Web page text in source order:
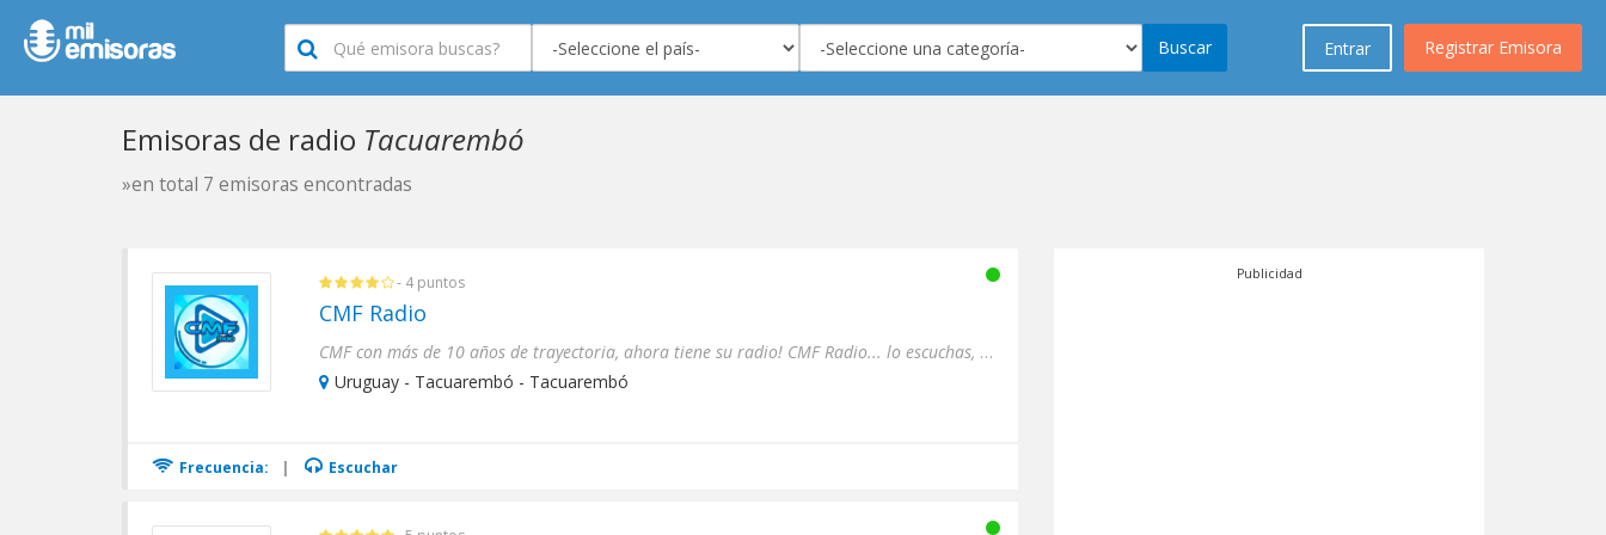
Registrar Emisora
Entrar
Buscar
Emisoras de radio Tacuarembó
»en total 7 emisoras encontradas
- 4 puntos
CMF Radio
CMF con más de 10 años de trayectoria, ahora tiene su radio! CMF Radio... lo escuchas, lo disfrutas....
Uruguay - Tacuarembó - Tacuarembó
Frecuencia: | Escuchar
Publicidad